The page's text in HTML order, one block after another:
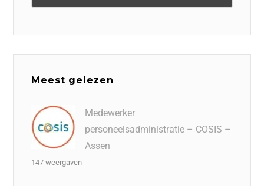
Meest gelezen
Medewerker
personeelsadministratie – COSIS –
Assen
147 weergaven